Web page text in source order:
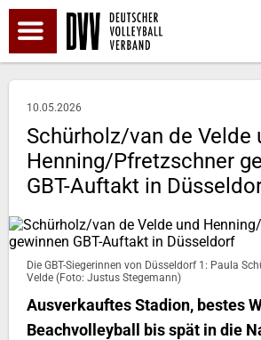
10.05.2026
Schürholz/van de Velde
Henning/Pfretzschner
GBT-Auftakt in
Die GBT-Siegerinnen von Düsseldorf 1: Paula
Velde (Foto: Justus Stegemann)
Ausverkauftes Stadion, bestes
Beachvolleyball bis spät in die